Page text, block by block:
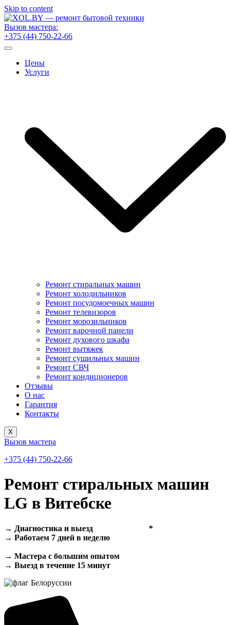
Skip to content
Вызов мастера:
+375 (44) 750-22-66
Цены
Услуги
Ремонт стиральных машин
Ремонт холодильников
Ремонт посудомоечных машин
Ремонт телевизоров
Ремонт морозильников
Ремонт варочной панели
Ремонт духового шкафа
Ремонт вытяжек
Ремонт сушильных машин
Ремонт СВЧ
Ремонт кондиционеров
Отзывы
О нас
Гарантия
Контакты
X
Вызов мастера
+375 (44) 750-22-66
Ремонт стиральных машин
LG в Витебске
→ Диагностика и выезд
*
→ Работаем 7 дней в неделю
→ Мастера с большим опытом
→ Выезд в течение 15 минут